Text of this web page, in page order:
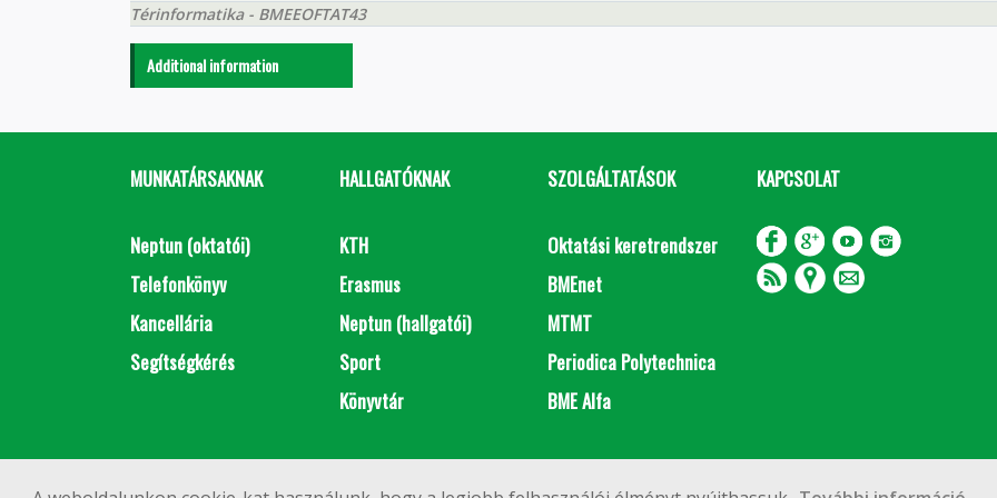
Térinformatika - BMEEOFTAT43
Additional information
MUNKATÁRSAKNAK
Neptun (oktatói)
Telefonkönyv
Kancellária
Segítségkérés
HALLGATÓKNAK
KTH
Erasmus
Neptun (hallgatói)
Sport
Könyvtár
SZOLGÁLTATÁSOK
Oktatási keretrendszer
BMEnet
MTMT
Periodica Polytechnica
BME Alfa
KAPCSOLAT
Impresszum Copyright © 2020 BME Építőmérnöki Kar